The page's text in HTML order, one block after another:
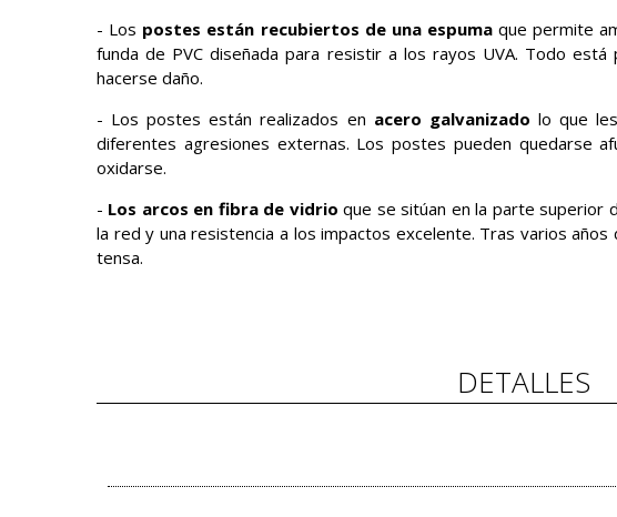
- Los postes están recubiertos de una espumaque permite
funda de PVC diseñada para resistir a los rayos UVA. Todo
hacerse daño.
- Los postes están realizados en acero galvanizado lo que
diferentes agresiones externas. Los postes pueden quedarse
oxidarse.
- Los arcos en fibra de vidrio que se sitúan en la parte superior
la red y una resistencia a los impactos excelente. Tras varios
tensa.
DETALLES